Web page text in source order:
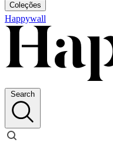
Coleções
Happywall
Search